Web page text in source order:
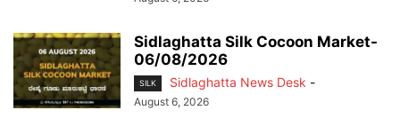
Sidlaghatta Silk Cocoon Market-
06/08/2026
SILK Sidlaghatta News Desk -
August 6, 2026